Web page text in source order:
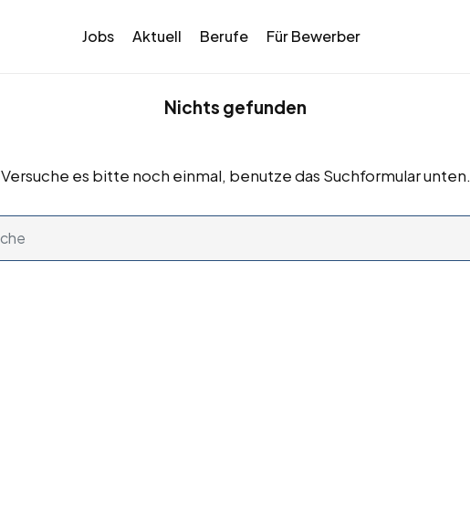
Jobs Aktuell Berufe Für Bewerber
Nichts gefunden
Versuche es bitte noch einmal, benutze das Suchformular unten.